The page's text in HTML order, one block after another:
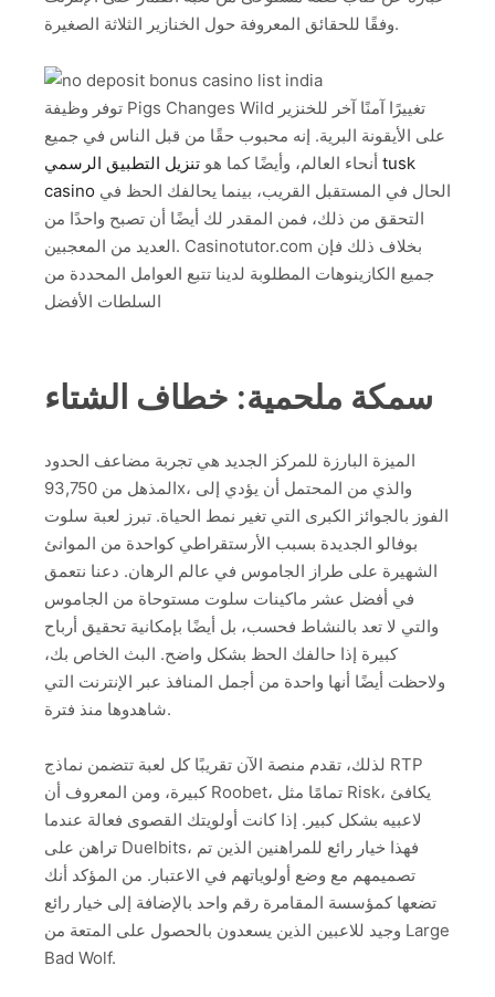
وفقًا للحقائق المعروفة حول الخنازير الثلاثة الصغيرة.
توفر وظيفة Pigs Changes Wild تغييرًا آمنًا آخر للخنزير
على الأيقونة البرية. إنه محبوب حقًا من قبل الناس في جميع
أنحاء العالم، وأيضًا كما هو تنزيل التطبيق الرسمي tusk
casino
التحقق من ذلك، فمن المقدر لك أيضًا أن تصبح واحدًا من
العديد من المعجبين. Casinotutor.com بخلاف ذلك فإن
جميع الكازينوهات المطلوبة لدينا تتبع العوامل المحددة من
السلطات الأفضل
سمكة ملحمية: خطاف الشتاء
الميزة البارزة للمركز الجديد هي تجربة مضاعف الحدود
المذهل من 93,750x، والذي من المحتمل أن يؤدي إلى
الفوز بالجوائز الكبرى التي تغير نمط الحياة. تبرز لعبة سلوت
بوفالو الجديدة بسبب الأرستقراطي كواحدة من الموانئ
الشهيرة على طراز الجاموس في عالم الرهان. دعنا نتعمق
في أفضل عشر ماكينات سلوت مستوحاة من الجاموس
والتي لا تعد بالنشاط فحسب، بل أيضًا بإمكانية تحقيق أرباح
كبيرة إذا حالفك الحظ بشكل واضح. البث الخاص بك،
ولاحظت أيضًا أنها واحدة من أجمل المنافذ عبر الإنترنت التي
شاهدوها منذ فترة.
لذلك، تقدم منصة الآن تقريبًا كل لعبة تتضمن نماذج RTP
كبيرة، ومن المعروف أن Roobet، تمامًا مثل Risk، يكافئ
لاعبيه بشكل كبير. إذا كانت أولويتك القصوى فعالة عندما
تراهن على Duelbits، فهذا خيار رائع للمراهنين الذين تم
تصميمهم مع وضع أولوياتهم في الاعتبار. من المؤكد أنك
تضعها كمؤسسة المقامرة رقم واحد بالإضافة إلى خيار رائع
وجيد للاعبين الذين يسعدون بالحصول على المتعة من Large
Bad Wolf.